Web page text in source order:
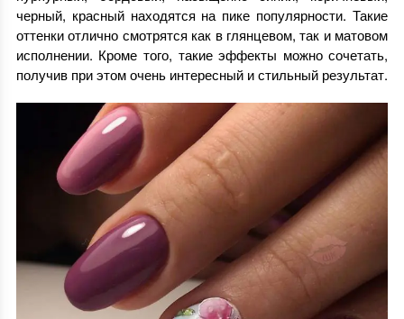
черный, красный находятся на пике популярности. Такие
оттенки отлично смотрятся как в глянцевом, так и матовом
исполнении. Кроме того, такие эффекты можно сочетать,
получив при этом очень интересный и стильный результат.